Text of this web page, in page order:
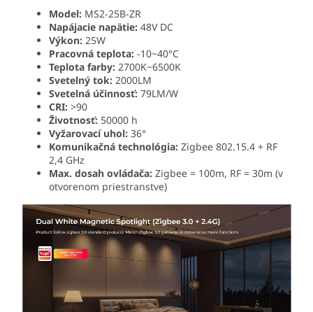
Model: MS2-25B-ZR
Napájacie napätie: 48V DC
Výkon: 25W
Pracovná teplota: -10~40°C
Teplota farby: 2700K~6500K
Svetelný tok: 2000LM
Svetelná účinnosť: 79LM/W
CRI: >90
Životnosť: 50000 h
Vyžarovací uhol: 36°
Komunikačná technológia: Zigbee 802.15.4 + RF
2,4 GHz
Max. dosah ovládača: Zigbee = 100m, RF = 30m (v
otvorenom priestranstve)